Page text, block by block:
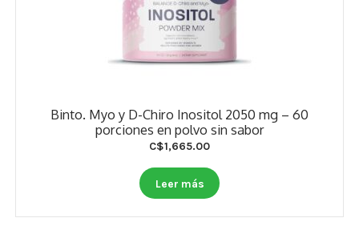
Binto. Myo y D-Chiro Inositol 2050 mg – 60
porciones en polvo sin sabor
C$1,665.00
Leer más